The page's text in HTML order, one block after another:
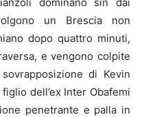
un Brescia non
dopo quattro minuti,
e vengono colpite
di Kevin
dell’ex Inter Obafemi
penetrante e palla in